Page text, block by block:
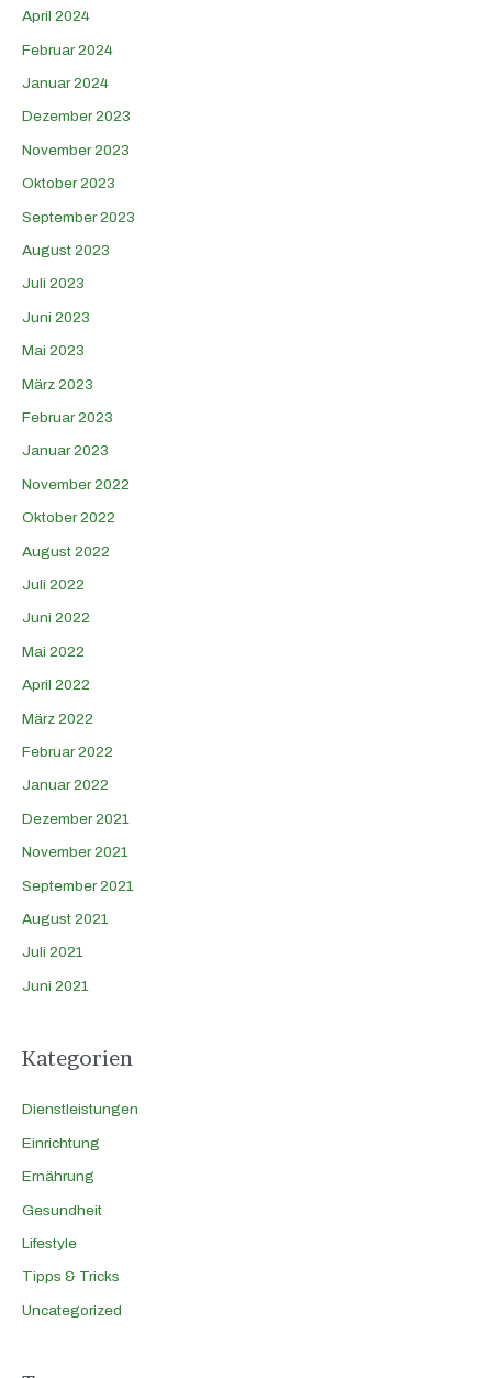
April 2024
Februar 2024
Januar 2024
Dezember 2023
November 2023
Oktober 2023
September 2023
August 2023
Juli 2023
Juni 2023
Mai 2023
März 2023
Februar 2023
Januar 2023
November 2022
Oktober 2022
August 2022
Juli 2022
Juni 2022
Mai 2022
April 2022
März 2022
Februar 2022
Januar 2022
Dezember 2021
November 2021
September 2021
August 2021
Juli 2021
Juni 2021
Kategorien
Dienstleistungen
Einrichtung
Ernährung
Gesundheit
Lifestyle
Tipps & Tricks
Uncategorized